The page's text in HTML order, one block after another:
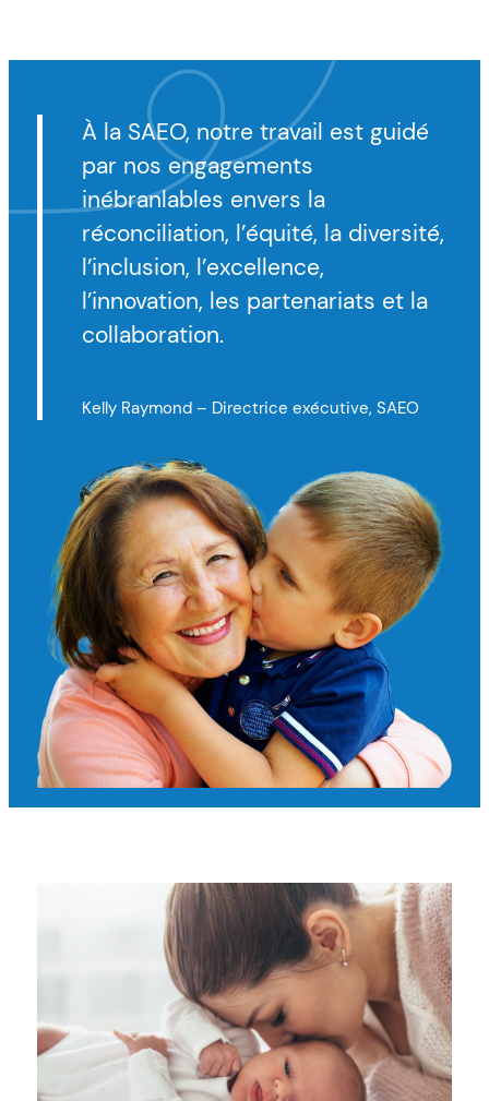
À la SAEO, notre travail est guidé
par nos engagements
inébranlables envers la
réconciliation, l’équité, la diversité,
l’inclusion, l’excellence,
l’innovation, les partenariats et la
collaboration.
Kelly Raymond – Directrice exécutive, SAEO